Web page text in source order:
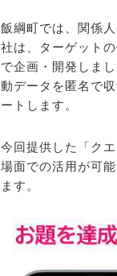
飯綱町では、関係
社は、ターゲット
で企画・開発しま
動データを匿名で
ートします。
今回提供した「ク
場面での活用が可
ます。